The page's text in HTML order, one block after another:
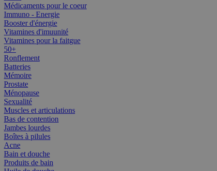
Médicaments pour le coeur
Immuno - Energie
Booster d'énergie
Vitamines d'imuunité
Vitamines pour la faitgue
50+
Ronflement
Batteries
Mémoire
Prostate
Ménopause
Sexualité
Muscles et articulations
Bas de contention
Jambes lourdes
Boîtes à pilules
Acne
Bain et douche
Produits de bain